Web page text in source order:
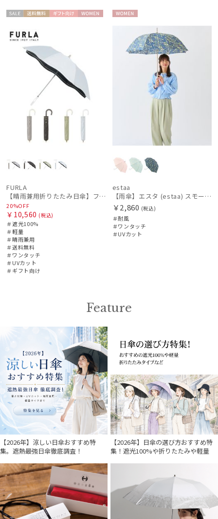
在庫表示
販売状況
入荷状況
ル
料
FURLA
【晴雨兼用折りたたみ日傘】フルラ (FURLA) ジッパー刺繍 遮光100 UV100 簡単開閉 ジャンプ
20%OFF
￥10,560 (税込)
＃遮光100%
＃軽量
＃晴雨兼用
＃送料無料
＃ワンタッチ
＃UVカット
＃ギフト向け
estaa
【雨傘】エスタ (estaa) スモールガーデン 耐風傘 ジャンプ傘 晴雨兼用 UV対応
￥2,860 (税込)
＃耐風
＃ワンタッチ
＃UVカット
Feature
【2026年】涼しい日傘おすすめ特
集。遮熱最強日傘徹底調査！
【2026年】日傘の選び方おすすめ特
集！遮光100%や折りたたみや軽量